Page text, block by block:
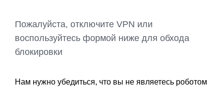
Пожалуйста, отключите VPN или
воспользуйтесь формой ниже для обхода
блокировки
Нам нужно убедиться, что вы не являетесь роботом